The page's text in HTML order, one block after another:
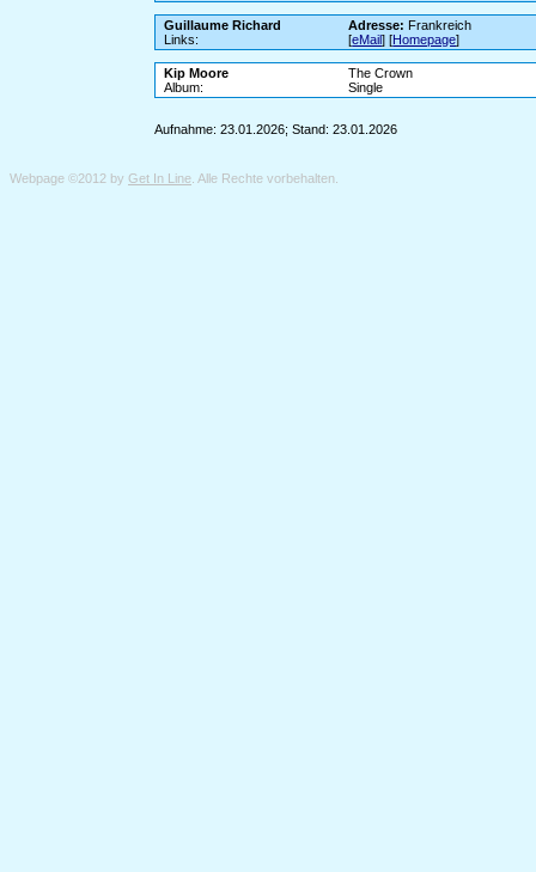
Guillaume Richard Adresse: Frankreich
Links:
[eMail] [Homepage]
Kip Moore
The Crown
Album:
Single
Aufnahme: 23.01.2026; Stand: 23.01.2026
Webpage ©2012 by Get In Line . Alle Rechte vorbehalten.